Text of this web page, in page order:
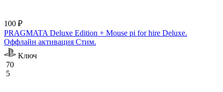
100 ₽
PRAGMATA Deluxe Edition + Mouse pi for hire Deluxe.
Оффлайн активация Cтим.
Ключ
70
5